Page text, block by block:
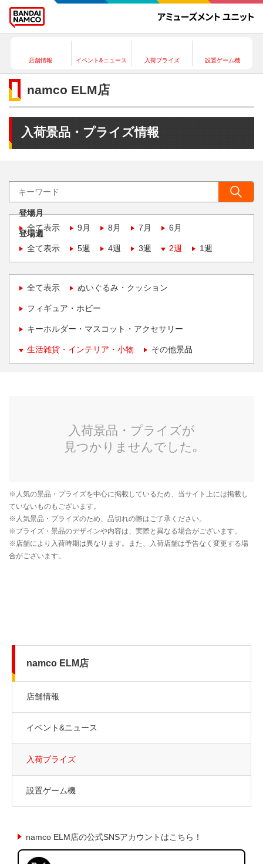
店舗情報 イベント&ニュース 入荷プライズ 設置ゲーム機
namco ELM店
入荷景品・プライズ情報
登場月
全て表示
9月 8月 7月 6月
登場週
全て表示
5週 4週 3週 2週 1週
全て表示 ぬいぐるみ・クッション
フィギュア・ホビー
キーホルダー・マスコット・アクセサリー
生活雑貨・インテリア・小物 その他景品
namco ELM店
店舗情報
イベント&ニュース
入荷プライズ
設置ゲーム機
namco ELM店の公式SNSアカウントはこちら！